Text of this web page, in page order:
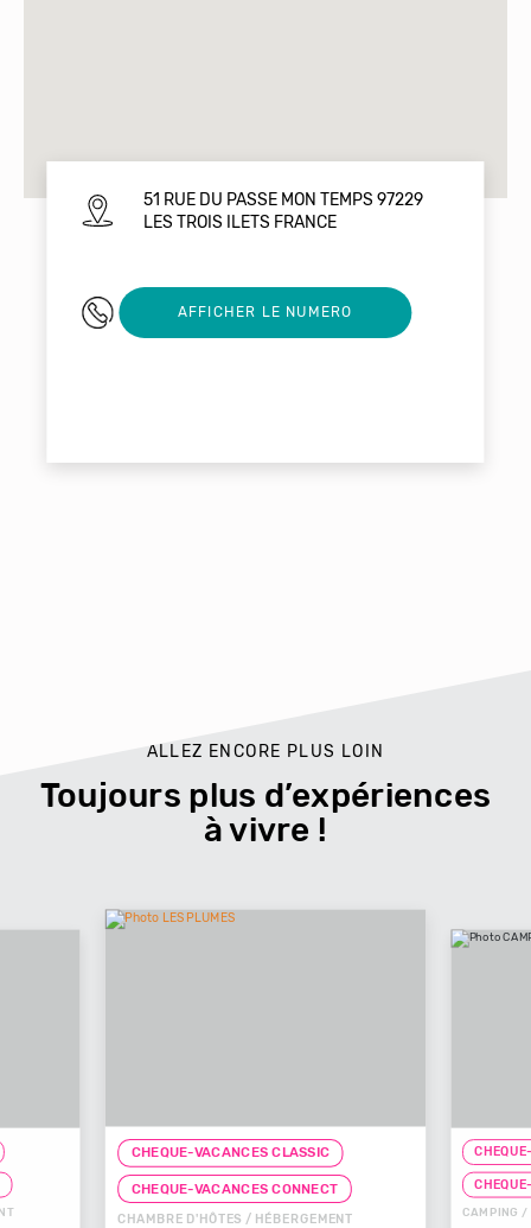
51 RUE DU PASSE MON TEMPS 97229
LES TROIS ILETS FRANCE
0596672321
AFFICHER LE NUMERO
ALLEZ ENCORE PLUS LOIN
Toujours plus d’expériences
à vivre !
CHEQUE-VACANCES CLASSIC
CHEQUE-VACANCES CONNECT
CHAMBRE D'HÔTES / HÉBERGEMENT
CHEQUE-VACANCES
CHEQUE-VACANCES
CAMPING / HÉBERGEMENT